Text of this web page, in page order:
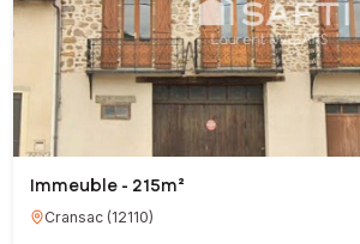
Immeuble - 215m²
Cransac(12110)